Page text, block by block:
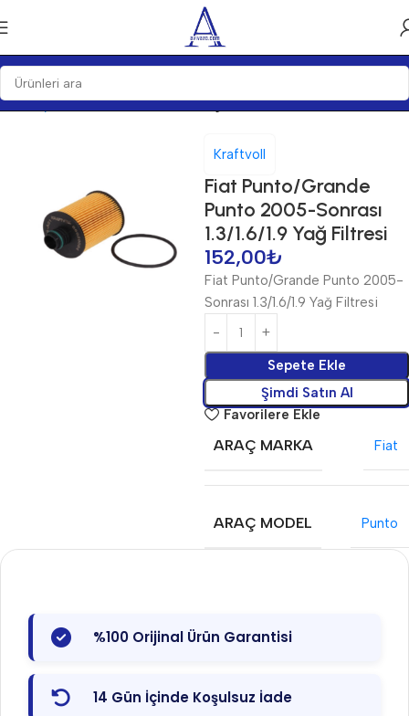
Ana Sayfa Bakım Ürünleri Filtre Yağ Filtreleri
Kraftvoll
Fiat Punto/Grande
Punto 2005-Sonrası
1.3/1.6/1.9 Yağ Filtresi
152,00₺
Fiat Punto/Grande Punto 2005-
Sonrası 1.3/1.6/1.9 Yağ Filtresi
Sepete Ekle
Şimdi Satın Al
Favorilere Ekle
ARAÇ MARKA Fiat
ARAÇ MODEL Punto
%100 Orijinal Ürün Garantisi
14 Gün İçinde Koşulsuz İade